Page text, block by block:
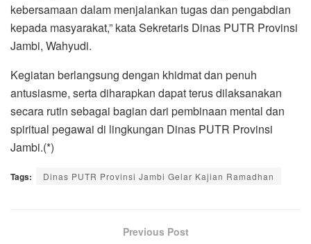
kebersamaan dalam menjalankan tugas dan pengabdian
kepada masyarakat,” kata Sekretaris Dinas PUTR Provinsi
Jambi, Wahyudi.
Kegiatan berlangsung dengan khidmat dan penuh
antusiasme, serta diharapkan dapat terus dilaksanakan
secara rutin sebagai bagian dari pembinaan mental dan
spiritual pegawai di lingkungan Dinas PUTR Provinsi
Jambi.(*)
Tags: Dinas PUTR Provinsi Jambi Gelar Kajian Ramadhan
Previous Post